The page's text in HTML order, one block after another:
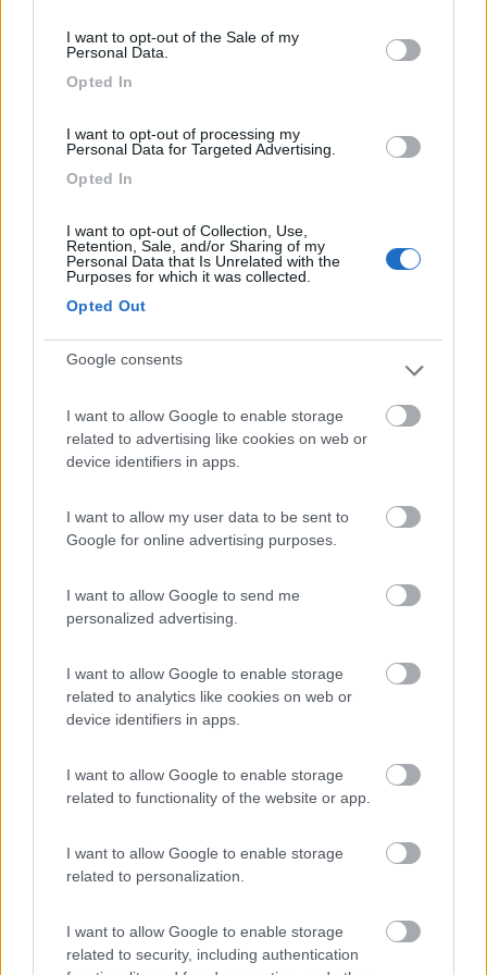
I want to opt-out of the Sale of my
Personal Data.
Opted In
I want to opt-out of processing my
Personal Data for Targeted Advertising.
Opted In
I want to opt-out of Collection, Use,
Retention, Sale, and/or Sharing of my
Personal Data that Is Unrelated with the
Purposes for which it was collected.
Opted Out
Google consents
I want to allow Google to enable storage
related to advertising like cookies on web or
device identifiers in apps.
I want to allow my user data to be sent to
Google for online advertising purposes.
I want to allow Google to send me
personalized advertising.
I want to allow Google to enable storage
related to analytics like cookies on web or
device identifiers in apps.
I want to allow Google to enable storage
related to functionality of the website or app.
I want to allow Google to enable storage
related to personalization.
I want to allow Google to enable storage
related to security, including authentication
pesava 3900 kg, da allora è stato un lavoro continuo di
2011 tolte le 2 agm e installata la prima lifepo4, l'unica in Europa
se fai un cerca qui su col troverai informazioni, da allora non
sono più tornato indietro.
2012 fottuta la batteria, non sto a ripetere come.
2014 seconda batteria (uguale) "gialla" da GWL messa in
parallelo secco alla prima
2021 terza batteria "gialla" da GWL in parallelo secco alle prime
con queste batterie devi ragionare come...
faccio un altro esempio, parti per il weekend con il pieno di
acqua chiara 100 litri,
sono rimasti 20 litri di acqua chiara, ti preoccupi che sono
certo che no, lo stesso per le lifepo4
simons
12/12/2021 alle: 08:38:43
Beh con 3 direi che con tutta la corrente che hai potresti stare
Come si comporta la litio in ricarica da alternatore... cioè riesce
con tutta quella capacità delle 3 in parallelo?
4709
Inserito il12/12/2021 alle:09:35:17
dell'alternatore Bosch originale da 130A,
sostituito con un alternatore da 190A,
ora ho 2 DC DC Victron da 30A in parallelo, con questi basta
accendere il motore anche al minimo (ducato 2009) per